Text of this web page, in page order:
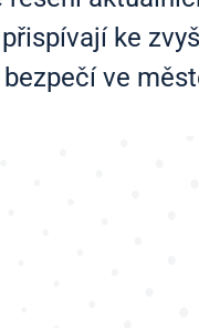
ke
ve